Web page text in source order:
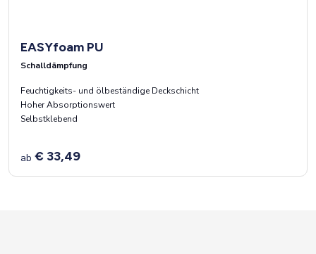
EASYfoam PU
Schalldämpfung
Feuchtigkeits- und ölbeständige Deckschicht
Hoher Absorptionswert
Selbstklebend
ab € 33,49